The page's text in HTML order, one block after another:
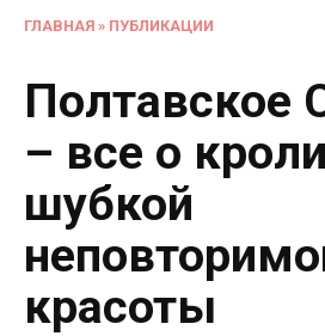
ГЛАВНАЯ » ПУБЛИКАЦИИ
Полтавское
– все о
шубкой
красоты